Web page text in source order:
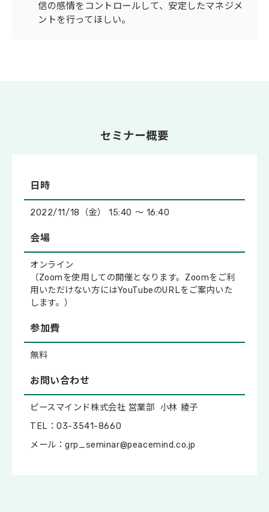
信の感情をコントロールして、安定したマネジメ
ントを行ってほしい。
セミナー概要
日時
2022/11/18（金） 15:40 ～ 16:40
会場
オンライン
（Zoomを使用しての開催となります。Zoomをご利
用いただけない方にはYouTubeのURLをご案内いた
します。）
参加費
無料
お問い合わせ
ピースマインド株式会社 営業部 小林 綾子
TEL：03-3541-8660
メール：grp_seminar@peacemind.co.jp